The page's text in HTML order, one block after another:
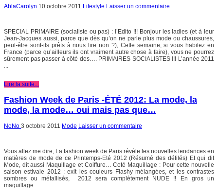
AblaCarolyn 10 octobre 2011 Lifestyle Laisser un commentaire
SPECIAL PRIMAIRE (socialiste ou pas) : l’Edito !!! Bonjour les ladies (et à leur
Jean-Jacques aussi, parce que dès qu’on ne parle plus mode ou chaussures,
peut-être sont-ils prêts à nous lire non ?), Cette semaine, si vous habitez en
France (parce qu’ailleurs ils ont vraiment autre chose à faire), vous ne pourrez
sûrement pas passer à côté des…. PRIMAIRES SOCIALISTES !!! L’année 2011
...
Lire la suite...
Fashion Week de Paris -ÉTÉ 2012: La mode, la
mode, la mode… oui mais pas que…
NoNo 3 octobre 2011 Mode Laisser un commentaire
Vous allez me dire, La fashion week de Paris révèle les nouvelles tendances en
matières de mode de ce Printemps-Eté 2012 (Résumé des défilés) Et qui dit
Mode, dit aussi Maquillage et Coiffure… Coté Maquillage : Pour cette nouvelle
saison estivale 2012 : exit les couleurs Flashy mélangées, et les contrastes
sombres ou métallisés, 2012 sera complètement NUDE !! En gros un
maquillage ...